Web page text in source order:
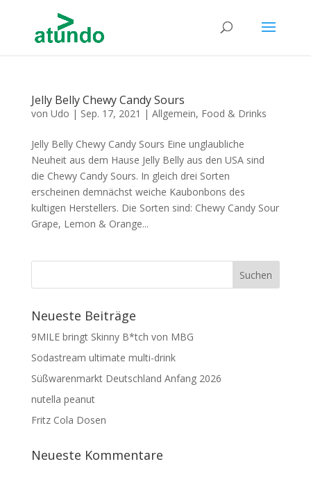
Jelly Belly Chewy Candy Sours
von Udo | Sep. 17, 2021 | Allgemein, Food & Drinks
Jelly Belly Chewy Candy Sours Eine unglaubliche
Neuheit aus dem Hause Jelly Belly aus den USA sind
die Chewy Candy Sours. In gleich drei Sorten
erscheinen demnächst weiche Kaubonbons des
kultigen Herstellers. Die Sorten sind: Chewy Candy Sour
Grape, Lemon & Orange...
Neueste Beiträge
9MILE bringt Skinny B*tch von MBG
Sodastream ultimate multi-drink
Süßwarenmarkt Deutschland Anfang 2026
nutella peanut
Fritz Cola Dosen
Neueste Kommentare